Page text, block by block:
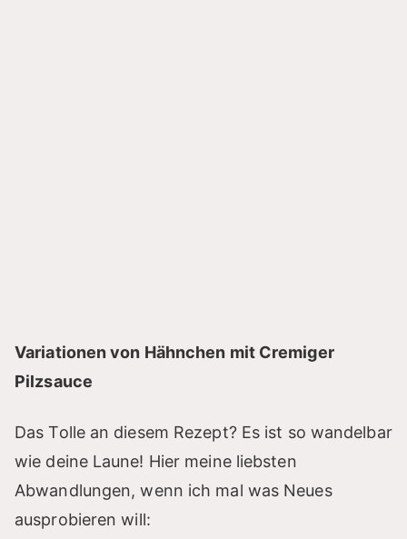
Variationen von Hähnchen mit Cremiger
Pilzsauce
Das Tolle an diesem Rezept? Es ist so wandelbar
wie deine Laune! Hier meine liebsten
Abwandlungen, wenn ich mal was Neues
ausprobieren will: